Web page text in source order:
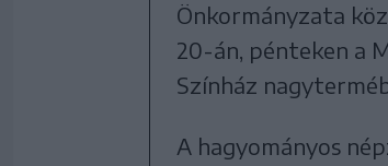
Önkormányzata
20-án, pénteken a
Színház
A hagyományos